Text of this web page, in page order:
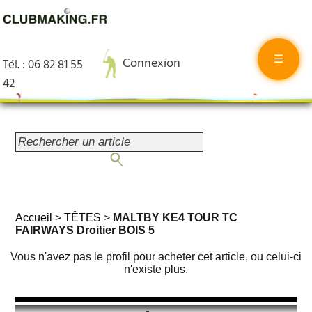
☰
Tél. : 06 82 81 55
42
Connexion
Accueil >TÊTES > MALTBY KE4 TOUR TC
FAIRWAYS Droitier BOIS 5
Vous n'avez pas le profil pour acheter cet article, ou celui-ci
n'existe plus.